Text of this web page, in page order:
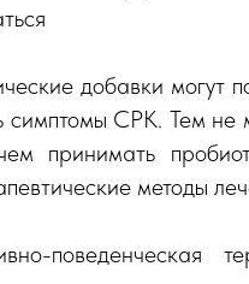
добавки могут
симптомы СРК. Тем не
принимать
методы